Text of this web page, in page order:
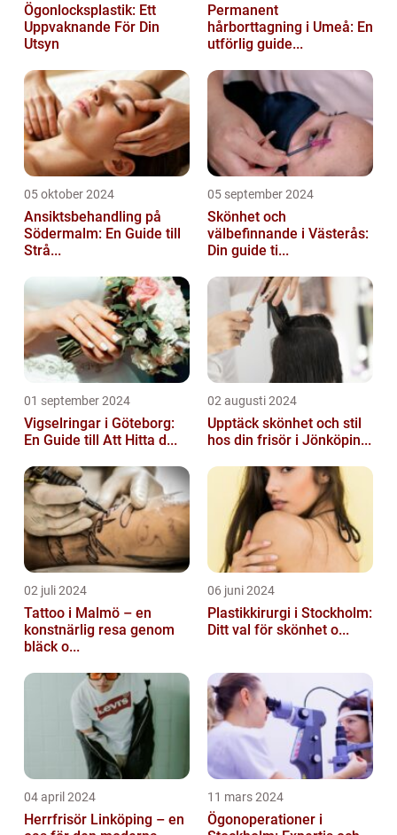
Ögonlocksplastik: Ett
Uppvaknande För Din
Utsyn
Permanent
hårborttagning i Umeå: En
utförlig guide...
05 oktober 2024
Ansiktsbehandling på
Södermalm: En Guide till
Strå...
05 september 2024
Skönhet och
välbefinnande i Västerås:
Din guide ti...
01 september 2024
Vigselringar i Göteborg:
En Guide till Att Hitta d...
02 augusti 2024
Upptäck skönhet och stil
hos din frisör i Jönköpin...
02 juli 2024
Tattoo i Malmö – en
konstnärlig resa genom
bläck o...
06 juni 2024
Plastikkirurgi i Stockholm:
Ditt val för skönhet o...
04 april 2024
Herrfrisör Linköping – en
11 mars 2024
Ögonoperationer i